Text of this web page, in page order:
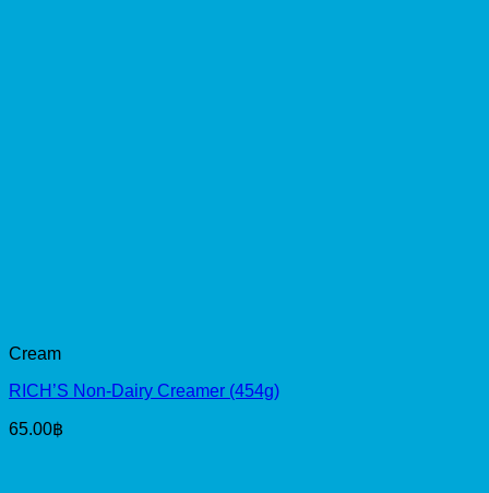
Cream
RICH’S Non-Dairy Creamer (454g)
65.00฿